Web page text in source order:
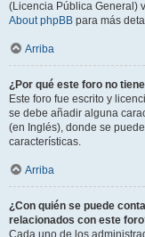
(Licencia Pública General)
About phpBB para más
Arriba
¿Por qué este foro no
Este foro fue escrito y
se debe añadir alguna
(en Inglés), donde se
características.
Arriba
¿Con quién se puede
relacionados con este
Cada uno de los